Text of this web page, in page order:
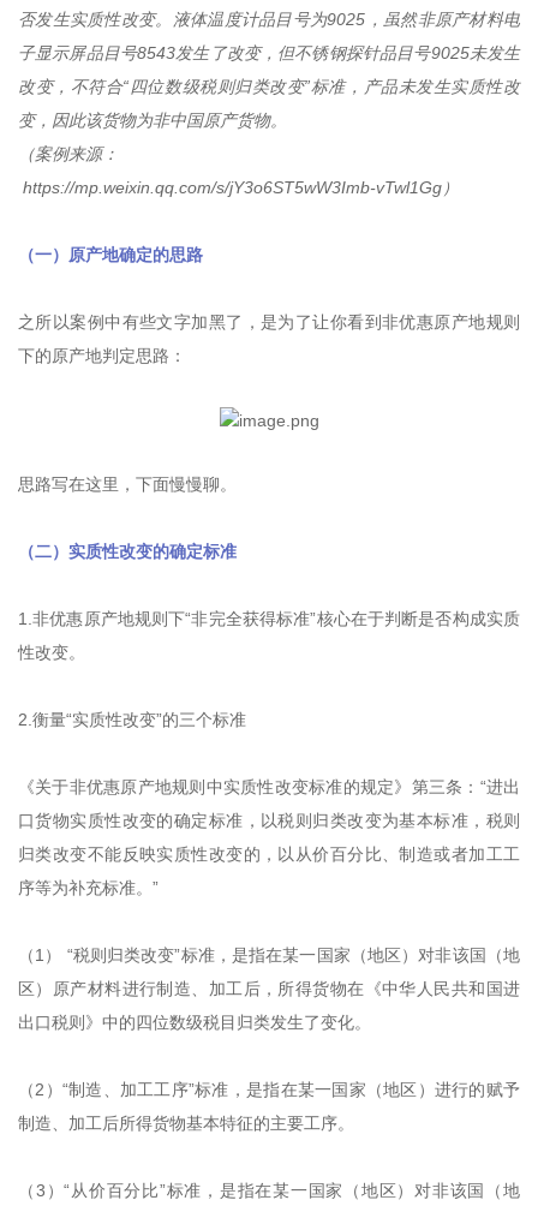
否发生实质性改变。液体温度计品目号为9025，虽然非原产材料电
子显示屏品目号8543发生了改变，但不锈钢探针品目号9025未发生
改变，不符合“四位数级税则归类改变”标准，产品未发生实质性改
变，因此该货物为非中国原产货物。
（案例来源：
https://mp.weixin.qq.com/s/jY3o6ST5wW3Imb-vTwl1Gg）
（一）原产地确定的思路
之所以案例中有些文字加黑了，是为了让你看到非优惠原产地规则
下的原产地判定思路：
思路写在这里，下面慢慢聊。
（二）实质性改变的确定标准
1.非优惠原产地规则下“非完全获得标准”核心在于判断是否构成实质
性改变。
2.衡量“实质性改变”的三个标准
《关于非优惠原产地规则中实质性改变标准的规定》第三条：“进出
口货物实质性改变的确定标准，以税则归类改变为基本标准，税则
归类改变不能反映实质性改变的，以从价百分比、制造或者加工工
序等为补充标准。”
（1） “税则归类改变”标准，是指在某一国家（地区）对非该国（地
区）原产材料进行制造、加工后，所得货物在《中华人民共和国进
出口税则》中的四位数级税目归类发生了变化。
（2）“制造、加工工序”标准，是指在某一国家（地区）进行的赋予
制造、加工后所得货物基本特征的主要工序。
（3）“从价百分比”标准，是指在某一国家（地区）对非该国（地